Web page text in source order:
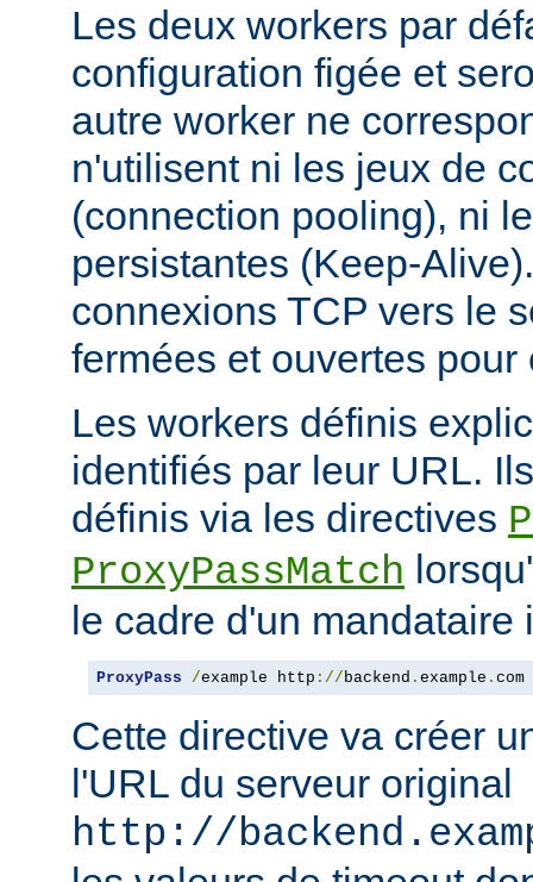
Les deux workers par
configuration figée et
autre worker ne
n'utilisent ni les jeux de
(connection pooling), ni
persistantes (Keep-
connexions TCP vers le
fermées et ouvertes
Les workers définis
identifiés par leur URL.
définis via les directives
ProxyPassMatch
le cadre d'un mandataire
ProxyPass /example http :// backend . example .
Cette directive va créer
l'URL du serveur original
http://